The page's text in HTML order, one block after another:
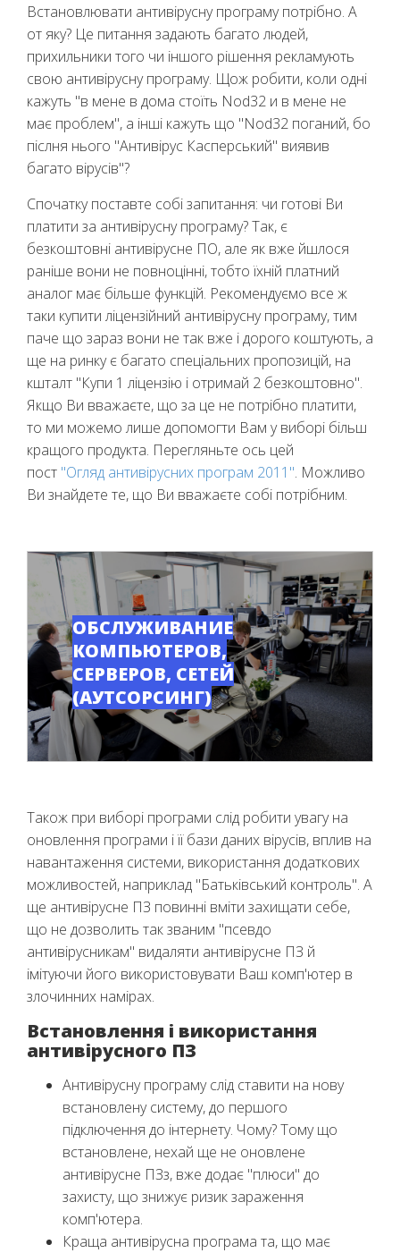
Встановлювати антивірусну програму потрібно. А
от яку? Це питання задають багато людей,
прихильники того чи іншого рішення рекламують
свою антивірусну програму. Щож робити, коли одні
кажуть "в мене в дома стоїть Nod32 и в мене не
має проблем", а інші кажуть що "Nod32 поганий, бо
післня нього "Антивірус Касперський" виявив
багато вірусів"?
Спочатку поставте собі запитання: чи готові Ви
платити за антивірусну програму? Так, є
безкоштовні антивірусне ПО, але як вже йшлося
раніше вони не повноцінні, тобто їхній платний
аналог має більше функцій. Рекомендуємо все ж
таки купити ліцензійний антивірусну програму, тим
паче що зараз вони не так вже і дорого коштують, а
ще на ринку є багато спеціальних пропозицій, на
кшталт "Купи 1 ліцензію і отримай 2 безкоштовно".
Якщо Ви вважаєте, що за це не потрібно платити,
то ми можемо лише допомогти Вам у виборі більш
кращого продукта. Перегляньте ось цей
пост "Огляд антивірусних програм 2011". Можливо
Ви знайдете те, що Ви вважаєте собі потрібним.
ОБСЛУЖИВАНИЕ
КОМПЬЮТЕРОВ,
СЕРВЕРОВ, СЕТЕЙ
(АУТСОРСИНГ)
Також при виборі програми слід робити увагу на
оновлення програми і її бази даних вірусів, вплив на
навантаження системи, використання додаткових
можливостей, наприклад "Батьківський контроль". А
ще антивірусне ПЗ повинні вміти захищати себе,
що не дозволить так званим "псевдо
антивірусникам" видаляти антивірусне ПЗ й
імітуючи його використовувати Ваш комп'ютер в
злочинних намірах.
Встановлення і використання
антивірусного ПЗ
Антивірусну програму слід ставити на нову
встановлену систему, до першого
підключення до інтернету. Чому? Тому що
встановлене, нехай ще не оновлене
антивірусне ПЗз, вже додає "плюси" до
захисту, що знижує ризик зараження
комп'ютера.
Краща антивірусна програма та, що має